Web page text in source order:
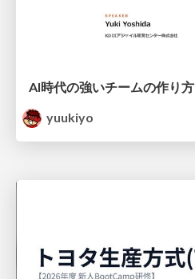
AI時代の強いチームの作り方
yuukiyo